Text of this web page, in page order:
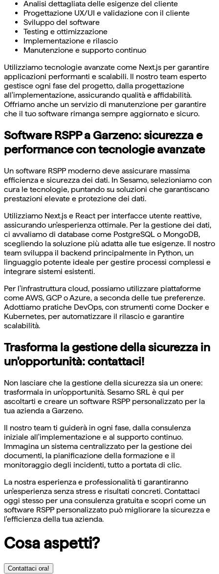
Analisi dettagliata delle esigenze del cliente
Progettazione UX/UI e validazione con il cliente
Sviluppo del software
Testing e ottimizzazione
Implementazione e rilascio
Manutenzione e supporto continuo
Utilizziamo tecnologie avanzate come Next.js per garantire
applicazioni performanti e scalabili. Il nostro team esperto
gestisce ogni fase del progetto, dalla progettazione
all'implementazione, assicurando qualità e affidabilità.
Offriamo anche un servizio di manutenzione per garantire
che il tuo software rimanga sempre aggiornato e sicuro.
Software RSPP a Garzeno: sicurezza e
performance con tecnologie avanzate
Un software RSPP moderno deve assicurare massima
efficienza e sicurezza dei dati. In Sesamo, selezioniamo con
cura le tecnologie, puntando su soluzioni che garantiscano
prestazioni elevate e protezione dei dati.
Utilizziamo Next.js e React per interfacce utente reattive,
assicurando un'esperienza ottimale. Per la gestione dei dati,
ci avvaliamo di database come PostgreSQL o MongoDB,
scegliendo la soluzione più adatta alle tue esigenze. Il nostro
team sviluppa il backend principalmente in Python, un
linguaggio potente ideale per gestire processi complessi e
integrare sistemi esistenti.
Per l'infrastruttura cloud, possiamo utilizzare piattaforme
come AWS, GCP o Azure, a seconda delle tue preferenze.
Adottiamo pratiche DevOps, con strumenti come Docker e
Kubernetes, per automatizzare il rilascio e garantire
scalabilità.
Trasforma la gestione della sicurezza in
un'opportunità: contattaci!
Non lasciare che la gestione della sicurezza sia un onere:
trasformala in un'opportunità. Sesamo SRL è qui per
ascoltarti e creare un software RSPP personalizzato per la
tua azienda a Garzeno.
Il nostro team ti guiderà in ogni fase, dalla consulenza
iniziale all'implementazione e al supporto continuo.
Immagina un sistema centralizzato per la gestione dei
documenti, la pianificazione della formazione e il
monitoraggio degli incidenti, tutto a portata di clic.
La nostra esperienza e professionalità ti garantiranno
un'esperienza senza stress e risultati concreti. Contattaci
oggi stesso per una consulenza gratuita e scopri come un
software RSPP personalizzato può migliorare la sicurezza e
l'efficienza della tua azienda.
Cosa aspetti?
Contattaci ora!